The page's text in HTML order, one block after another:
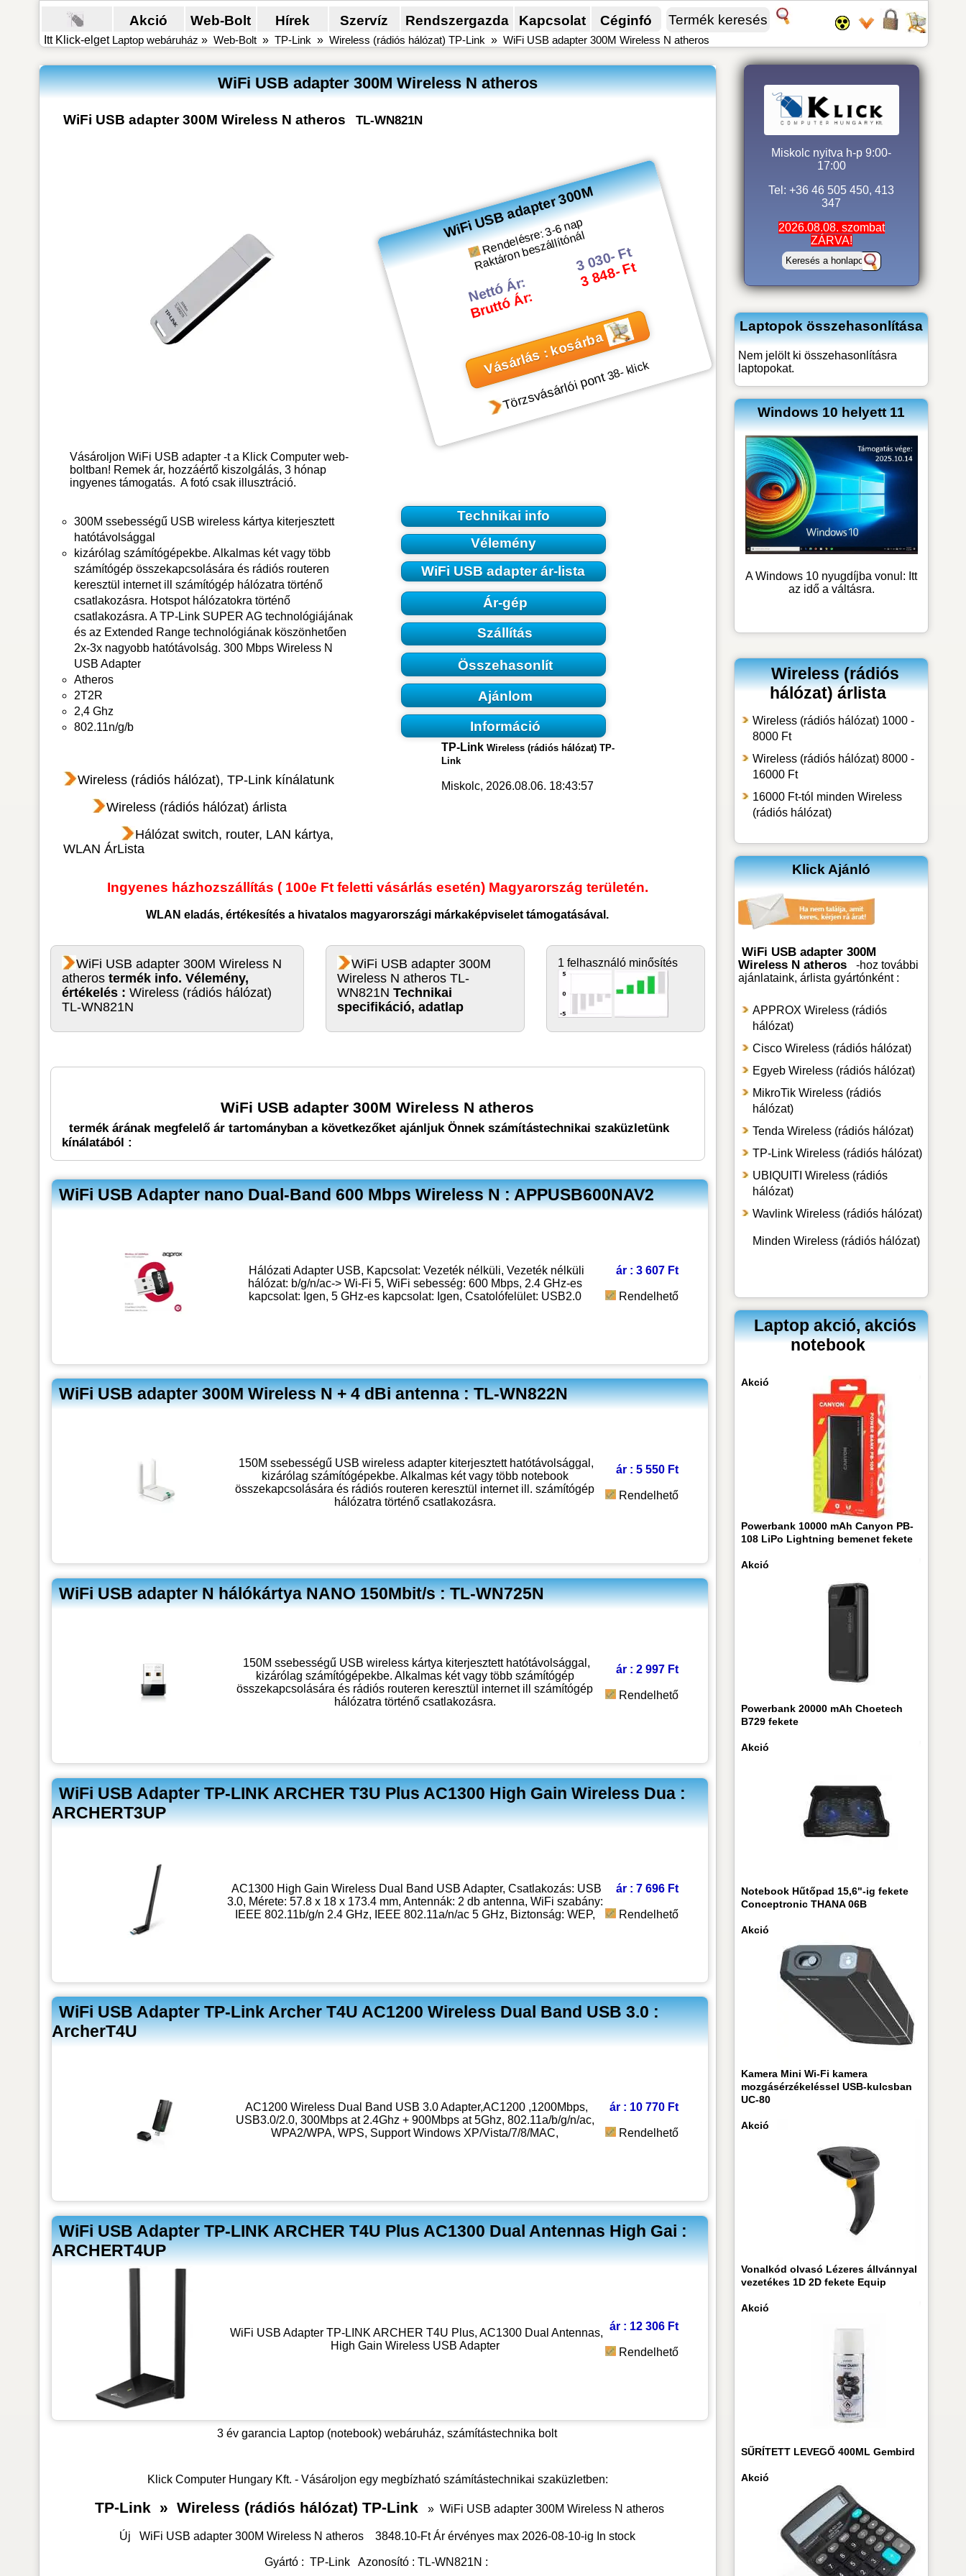
Akció Web-Bolt Hírek Szervíz Rendszergazda Kapcsolat Céginfó
Itt Klick-elget Laptop webáruház » Web-Bolt» TP-Link » Wireless (rádiós hálózat) TP-Link » WiFi USB adapter 300M Wireless N atheros
WiFi USB adapter 300M Wireless N atheros
WiFi USB adapter 300M Wireless N atheros TL-WN821N
Vásároljon WiFi USB adapter -t a Klick Computer web-
boltban! Remek ár, hozzáértő kiszolgálás, 3 hónap
ingyenes támogatás. A fotó csak illusztráció.
WiFi USB adapter 300M
Rendelésre: 3-6 nap
Raktáron beszállítónál
Nettó Ár:
Bruttó Ár:
3 030- Ft
3 848- Ft
Vásárlás : kosárba
Törzsvásárlói pont38- klick
300M ssebességű USB wireless kártya kiterjesztett
hatótávolsággal
kizárólag számítógépekbe. Alkalmas két vagy több
számítógép összekapcsolására és rádiós routeren
keresztül internet ill számítógép hálózatra történő
csatlakozásra. Hotspot hálózatokra történő
csatlakozásra. A TP-Link SUPER AG technológiájának
és az Extended Range technológiának köszönhetően
2x-3x nagyobb hatótávolság. 300 Mbps Wireless N
USB Adapter
Atheros
2T2R
2,4 Ghz
802.11n/g/b
Wireless (rádiós hálózat), TP-Link kínálatunk
Wireless (rádiós hálózat) árlista
Hálózat switch, router, LAN kártya,
WLAN ÁrLista
Technikai info
Vélemény
WiFi USB adapter ár-lista
Ár-gép
Szállítás
Összehasonlít
Ajánlom
Információ
TP-Link Wireless (rádiós hálózat) TP-
Link
Miskolc, 2026.08.06. 18:43:57
Ingyenes házhozszállítás ( 100e Ft feletti vásárlás esetén) Magyarország területén.
WLAN eladás, értékesítés a hivatalos magyarországi márkaképviselet támogatásával.
WiFi USB adapter 300M Wireless N
atheros termék info. Vélemény,
értékelés : Wireless (rádiós hálózat)
TL-WN821N
WiFi USB adapter 300M
Wireless N atheros TL-
WN821N Technikai
specifikáció, adatlap
1 felhasználó minősítés
WiFi USB adapter 300M Wireless N atheros
termék árának megfelelő ár tartományban a következőket ajánljuk Önnek számítástechnikai szaküzletünk
kínálatából :
WiFi USB Adapter nano Dual-Band 600 Mbps Wireless N : APPUSB600NAV2
Hálózati Adapter USB, Kapcsolat: Vezeték nélküli, Vezeték nélküli
hálózat: b/g/n/ac-> Wi-Fi 5, WiFi sebesség: 600 Mbps, 2.4 GHz-es
kapcsolat: Igen, 5 GHz-es kapcsolat: Igen, Csatolófelület: USB2.0
ár : 3 607 Ft
Rendelhető
WiFi USB adapter 300M Wireless N + 4 dBi antenna : TL-WN822N
150M ssebességű USB wireless adapter kiterjesztett hatótávolsággal,
kizárólag számítógépekbe. Alkalmas két vagy több notebook
összekapcsolására és rádiós routeren keresztül internet ill. számítógép
hálózatra történő csatlakozásra.
ár : 5 550 Ft
Rendelhető
WiFi USB adapter N hálókártya NANO 150Mbit/s : TL-WN725N
150M ssebességű USB wireless kártya kiterjesztett hatótávolsággal,
kizárólag számítógépekbe. Alkalmas két vagy több számítógép
összekapcsolására és rádiós routeren keresztül internet ill számítógép
hálózatra történő csatlakozásra.
ár : 2 997 Ft
Rendelhető
WiFi USB Adapter TP-LINK ARCHER T3U Plus AC1300 High Gain Wireless Dua :
ARCHERT3UP
AC1300 High Gain Wireless Dual Band USB Adapter, Csatlakozás: USB
3.0, Mérete: 57.8 x 18 x 173.4 mm, Antennák: 2 db antenna, WiFi szabány:
IEEE 802.11b/g/n 2.4 GHz, IEEE 802.11a/n/ac 5 GHz, Biztonság: WEP,
ár : 7 696 Ft
Rendelhető
WiFi USB Adapter TP-Link Archer T4U AC1200 Wireless Dual Band USB 3.0 :
ArcherT4U
AC1200 Wireless Dual Band USB 3.0 Adapter,AC1200 ,1200Mbps,
USB3.0/2.0, 300Mbps at 2.4Ghz + 900Mbps at 5Ghz, 802.11a/b/g/n/ac,
WPA2/WPA, WPS, Support Windows XP/Vista/7/8/MAC,
ár : 10 770 Ft
Rendelhető
WiFi USB Adapter TP-LINK ARCHER T4U Plus AC1300 Dual Antennas High Gai :
ARCHERT4UP
WiFi USB Adapter TP-LINK ARCHER T4U Plus, AC1300 Dual Antennas,
High Gain Wireless USB Adapter
ár : 12 306 Ft
Rendelhető
3 év garancia Laptop (notebook) webáruház, számítástechnika bolt
Klick Computer Hungary Kft. - Vásároljon egy megbízható számítástechnikai szaküzletben:
TP-Link » Wireless (rádiós hálózat) TP-Link » WiFi USB adapter 300M Wireless N atheros
ÚjWiFi USB adapter 300M Wireless N atheros 3848.10-Ft Ár érvényes max 2026-08-10-ig In stock
Gyártó : TP-LinkAzonosító : TL-WN821N :
Miskolc nyitva h-p 9:00-
17:00
Tel: +36 46 505 450, 413
347
2026.08.08. szombat
ZÁRVA!
Laptopok összehasonlítása
Nem jelölt ki összehasonlításra
laptopokat.
Windows 10 helyett 11
A Windows 10 nyugdíjba vonul: Itt
az idő a váltásra.
Wireless (rádiós
hálózat) árlista
Wireless (rádiós hálózat) 1000 -
8000 Ft
Wireless (rádiós hálózat) 8000 -
16000 Ft
16000 Ft-tól minden Wireless
(rádiós hálózat)
Klick Ajánló
WiFi USB adapter 300M
Wireless N atheros
-hoztovábbi
ajánlataink, árlista gyártónként :
APPROX Wireless (rádiós
hálózat)
Cisco Wireless (rádiós hálózat)
Egyeb Wireless (rádiós hálózat)
MikroTik Wireless (rádiós
hálózat)
Tenda Wireless (rádiós hálózat)
TP-Link Wireless (rádiós hálózat)
UBIQUITI Wireless (rádiós
hálózat)
Wavlink Wireless (rádiós hálózat)
Minden Wireless (rádiós hálózat)
Laptop akció, akciós
notebook
Akció
Powerbank 10000 mAh Canyon PB-
108 LiPo Lightning bemenet fekete
Akció
Powerbank 20000 mAh Choetech
B729 fekete
Akció
Notebook Hűtőpad 15,6"-ig fekete
Conceptronic THANA 06B
Akció
Kamera Mini Wi-Fi kamera
mozgásérzékeléssel USB-kulcsban
UC-80
Akció
Vonalkód olvasó Lézeres állvánnyal
vezetékes 1D 2D fekete Equip
Akció
SŰRÍTETT LEVEGŐ 400ML Gembird
Akció